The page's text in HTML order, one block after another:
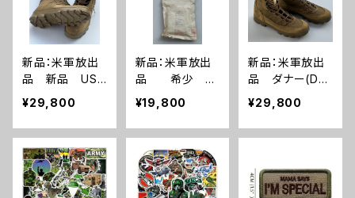
(A0260)
新品：米軍放出
品 新品 US
MC トロピカル
ブーツ(A0258)
¥29,800
新品：米軍放出
品 希少 新
品 サバイバル
キットA サバイバ
ルキットB 2セッ
¥19,800
新品：米軍放出
品 ダナー(Dan
ner)ブーツ(A0
255)
¥29,800